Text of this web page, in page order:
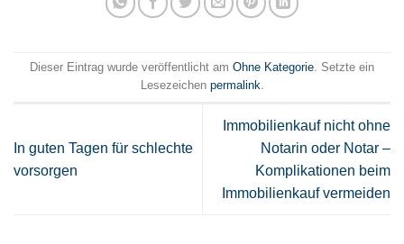
Dieser Eintrag wurde veröffentlicht am Ohne Kategorie . Setzte ein
Lesezeichen permalink
In guten Tagen für schlechte
vorsorgen
Immobilienkauf nicht ohne
Notarin oder Notar –
Komplikationen beim
Immobilienkauf vermeiden